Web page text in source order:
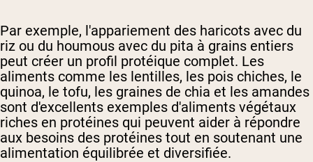
Par exemple, l'appariement des haricots avec du
riz ou du houmous avec du pita à grains entiers
peut créer un profil protéique complet. Les
aliments comme les lentilles, les pois chiches, le
quinoa, le tofu, les graines de chia et les amandes
sont d'excellents exemples d'aliments végétaux
riches en protéines qui peuvent aider à répondre
aux besoins des protéines tout en soutenant une
alimentation équilibrée et diversifiée.